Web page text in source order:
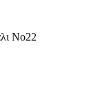
Nο22